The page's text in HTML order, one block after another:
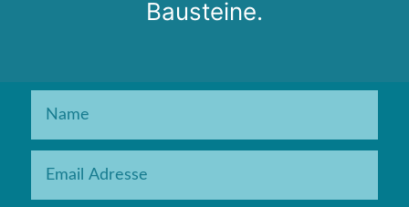
Bausteine.